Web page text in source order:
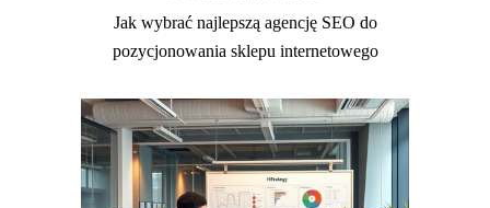
Jak wybrać najlepszą agencję SEO do
pozycjonowania sklepu internetowego